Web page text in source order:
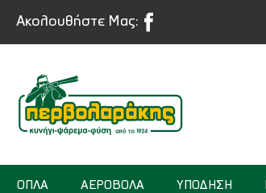
Ακολουθήστε Μας:
ΟΠΛΑ ΑΕΡΟΒΟΛΑ ΥΠΟΔΗΣΗ